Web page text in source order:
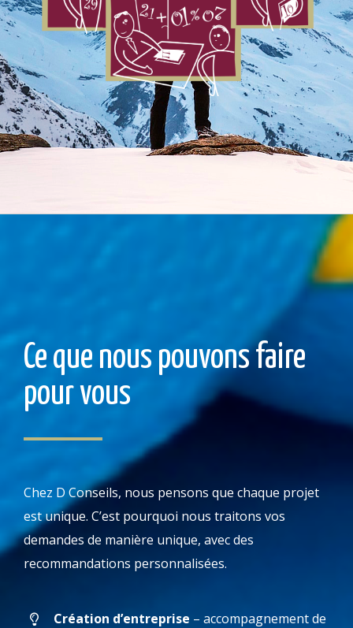
Ce que nous pouvons faire
pour vous
Chez D Conseils, nous pensons que chaque projet
est unique. C’est pourquoi nous traitons vos
demandes de manière unique, avec des
recommandations personnalisées.
Création d’entreprise – accompagnement de